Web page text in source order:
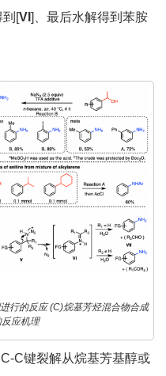
[VI ] 、最后水解得到苯胺
行的反应 (C)烷基芳烃混合物合成
应机理
C键裂解从烷基芳基醇或